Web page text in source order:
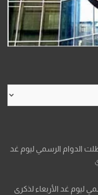
الدوام الرسمي ليوم غد
ليوم غد الأربعاء لذكرى